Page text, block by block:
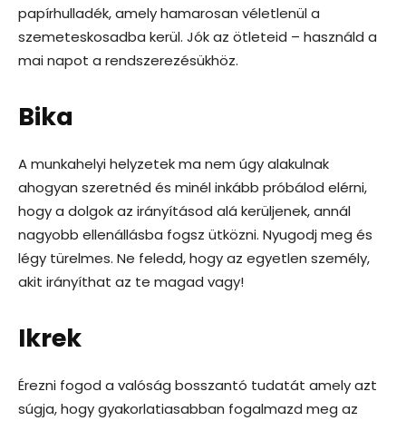
papírhulladék, amely hamarosan véletlenül a
szemeteskosadba kerül. Jók az ötleteid – használd a
mai napot a rendszerezésükhöz.
Bika
A munkahelyi helyzetek ma nem úgy alakulnak
ahogyan szeretnéd és minél inkább próbálod elérni,
hogy a dolgok az irányításod alá kerüljenek, annál
nagyobb ellenállásba fogsz ütközni. Nyugodj meg és
légy türelmes. Ne feledd, hogy az egyetlen személy,
akit irányíthat az te magad vagy!
Ikrek
Érezni fogod a valóság bosszantó tudatát amely azt
súgja, hogy gyakorlatiasabban fogalmazd meg az